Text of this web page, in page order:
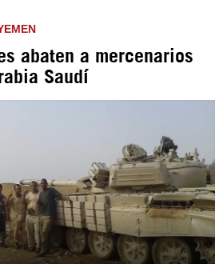
twitter.com/nexo_latino
t.me/hispantvcanal
urmedium.com/c/hispantv
abaten a mercenarios
Saudí